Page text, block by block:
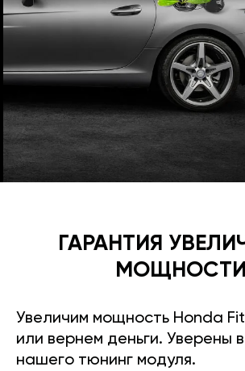
ГАРАНТИЯ
МОЩНОСТИ
Увеличим мощность Honda Fit
или вернем деньги. Уверены
нашего тюнинг модуля.